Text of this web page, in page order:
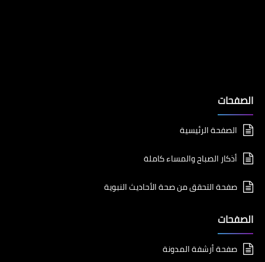
الصفحات
الصفحة الرئيسية
أذكار الصباح والمساء كاملة
صفحة التحقق من صحة الأحاديث النبوية
الصفحات
صفحة أرشفة المدونة